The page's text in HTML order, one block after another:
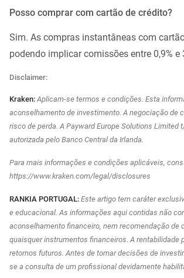
Posso comprar com cartão de crédito?
Sim. As compras instantâneas com
podendo implicar comissões entre 0,9% e
Disclaimer:
Kraken: Aplicam-se termos e condições. Esta
aconselhamento de investimento. A negociação de
risco de perda. A Payward Europe Solutions Limited
autorizada pelo Banco Central da Irlanda.
Para mais informações e condições aplicáveis,
https://www.kraken.com/legal/disclosures
RANKIA PORTUGAL: Este artigo tem caráter
e educacional. As informações aqui contidas não
aconselhamento financeiro, nem recomendação de
quaisquer instrumentos financeiros. A rentabilidade
retornos futuros. Antes de tomar decisões de
se a consulta de um profissional devidamente